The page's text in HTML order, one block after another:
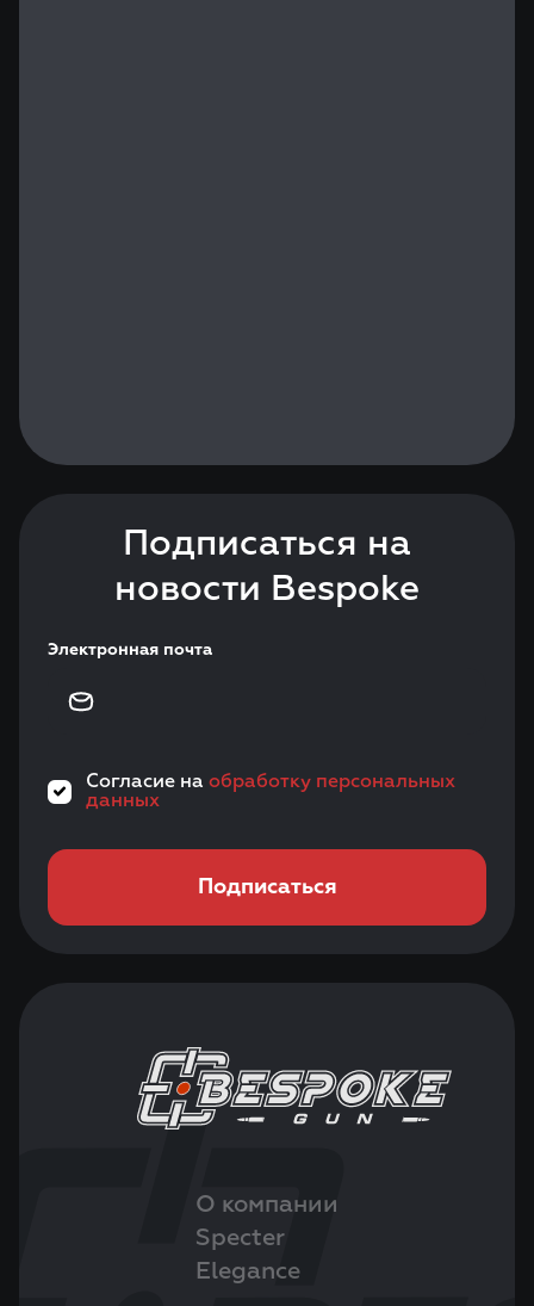
Подписаться на
новости Bespoke
Электронная почта
Согласие на обработку персональных
данных
Подписаться
О компании
Specter
Elegance